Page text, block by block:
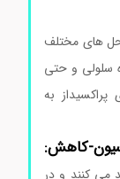
های مختلف
و حتی
به
کنند و در